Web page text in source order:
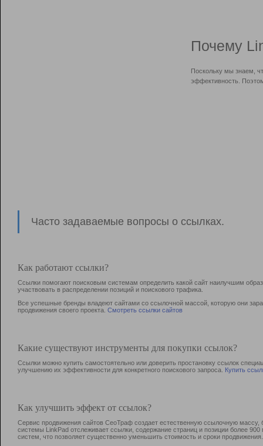
Почему
Поскольку мы знаем,
эффективность.
Часто задаваемые вопросы о ссылках.
Как работают ссылки?
Ссылки помогают поисковым системам определить какой сайт наилучшим
участвовать в раcпределении позиций и поискового трафика.
Все успешные бренды владеют сайтами со ссылочной массой, которую они
продвижения своего проекта. Смотреть ссылки сайтов
Какие существуют инструменты для покупки ссылок?
Ссылки можно купить самостоятельно или доверить простановку ссылок
улучшению их эффективности для конкретного поискового запроса. Купить
Как улучшить эффект от ссылок?
Сервис продвижения сайтов СеоТраф создает естественную ссылочную
системы LinkPad отслеживает ссылки, содержание страниц и позиции более
систем, что позволяет существенно уменьшить стоимость и сроки продвижения.